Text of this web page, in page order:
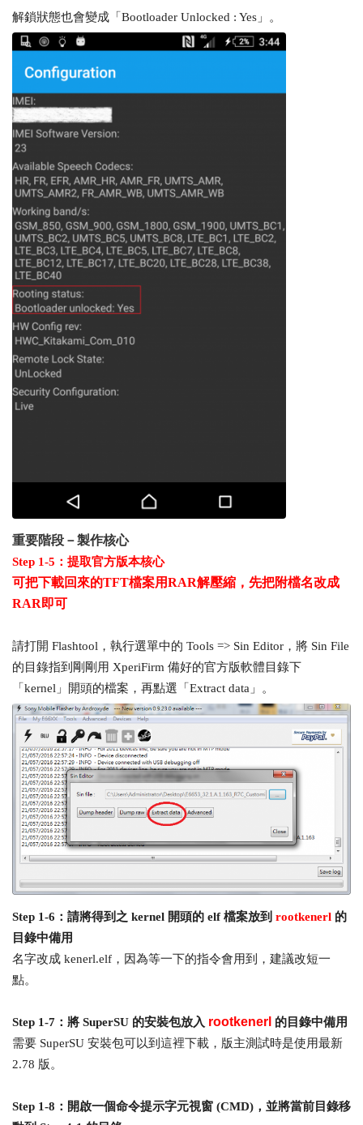
解鎖狀態也會變成「Bootloader Unlocked : Yes」。
重要階段－製作核心
Step 1-5：提取官方版本核心
可把下載回來的TFT檔案用RAR解壓縮，先把附檔名改成
RAR即可
請打開 Flashtool，執行選單中的 Tools => Sin Editor，將 Sin File
的目錄指到剛剛用 XperiFirm 備好的官方版軟體目錄下
「kernel」開頭的檔案，再點選「Extract data」。
Step 1-6：請將得到之 kernel 開頭的 elf 檔案放到 rootkenerl 的
目錄中備用
名字改成 kenerl.elf，因為等一下的指令會用到，建議改短一
點。
Step 1-7：將 SuperSU 的安裝包放入 rootkenerl 的目錄中備用
需要 SuperSU 安裝包可以到 這裡下載，版主測試時是使用最新
2.78 版。
Step 1-8：開啟一個命令提示字元視窗 (CMD)，並將當前目錄移